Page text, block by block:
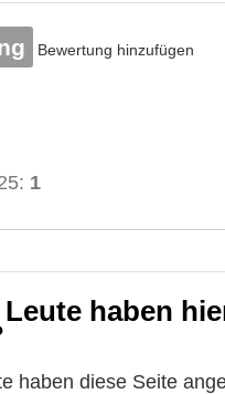
Bewertung hinzufügen
1
haben
haben diese Seite